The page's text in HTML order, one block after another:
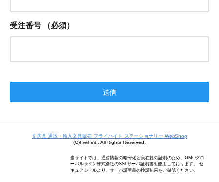
受注番号 （必須）
文房具 通販・輸入文具販売 フライハイト ステーショナリー WebShop
(C)Freiheit . All Rights Reserved.
当サイトでは、通信情報の暗号化と実在性の証明のため、GMOグロ
ーバルサイン株式会社のSSLサーバ証明書を使用しております。 セ
キュアシールより、サーバ証明書の検証結果をご確認ください。